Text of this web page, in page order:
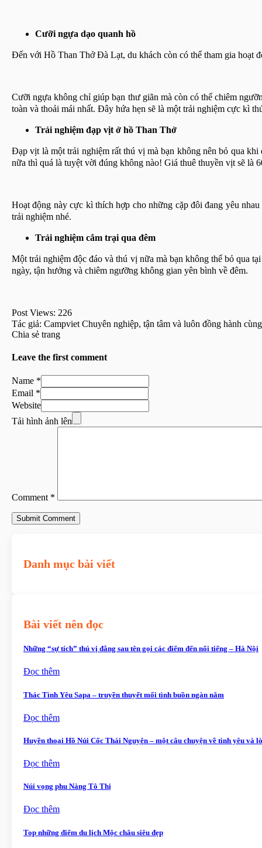
Cưỡi ngựa dạo quanh hồ
Đến với Hồ Than Thở Đà Lạt, du khách còn có thể tham gia hoạt
Cưỡi ngựa không chỉ giúp bạn thư giãn mà còn có thể chiêm
toàn và thoải mái nhất. Đây hứa hẹn sẽ là một trải nghiệm cực kì
Trải nghiệm đạp vịt ở hồ Than Thở
Đạp vịt là một trải nghiệm rất thú vị mà bạn không nên bỏ qua
nữa thì quá là tuyệt vời đúng không nào! Giá thuê thuyền vịt sẽ là
Hoạt động này cực kì thích hợp cho những cặp đôi đang yêu
trải nghiệm nhé.
Trải nghiệm cắm trại qua đêm
Một trải nghiệm độc đáo và thú vị nữa mà bạn không thể bỏ qua
ngày, tận hưởng và chiêm ngưỡng không gian yên bình về đêm.
Post Views: 226
Tác giả: Campviet Chuyên nghiệp, tận tâm và luôn đồng hành
Chia sẻ trang
Leave the first comment
Name *
Email *
Website
Tải hình ảnh lên
Comment *
Danh mục bài viết
Bài viết nên đọc
Những “sự tích” thú vị đằng sau tên gọi các điểm đến nổi tiếng – Hà Nội
Đọc thêm
Thác Tình Yêu Sapa – truyền thuyết mối tình buồn ngàn năm
Đọc thêm
Huyền thoại Hồ Núi Cốc Thái Nguyên – một câu chuyện về tình yêu và
Đọc thêm
Núi vọng phu Nàng Tô Thị
Đọc thêm
Top những điểm du lịch Mộc châu siêu đẹp